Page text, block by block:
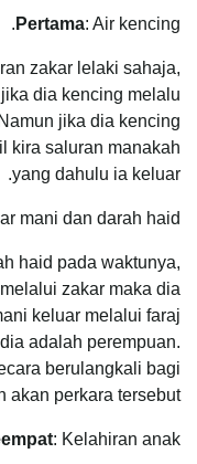
Pertama: Air kencing.
zakar lelaki sahaja,
dia kencing melalu
jika dia kencing
kira saluran manakah
yang dahulu ia keluar.
mani dan darah haid.
haid pada waktunya,
zakar maka dia
keluar melalui faraj
adalah perempuan.
berulangkali bagi
akan perkara tersebut.
: Kelahiran anak.